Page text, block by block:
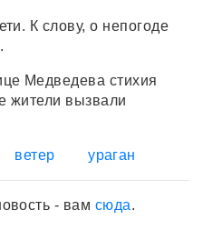
К слову, о непогоде
Медведева стихия
жители вызвали
ветер ураган
- вам сюда.